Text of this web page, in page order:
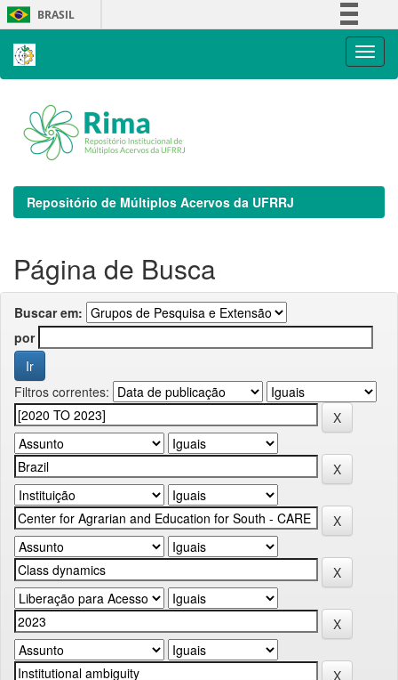
Skip
navigation
BRASIL
Repositório de Múltiplos Acervos da UFRRJ
Página de Busca
Buscar em:
por
Filtros correntes: